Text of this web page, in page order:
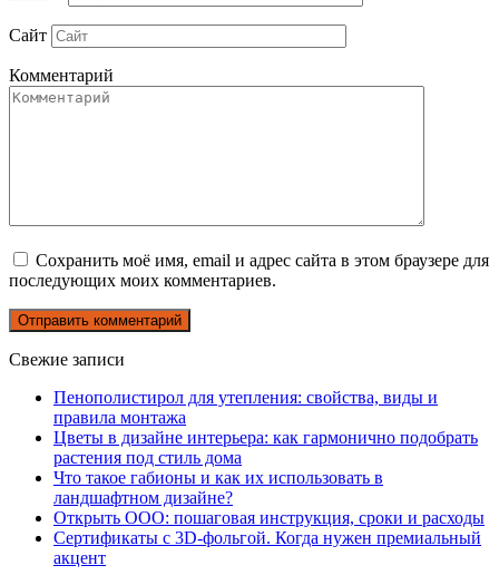
Сайт
Комментарий
Сохранить моё имя, email и адрес сайта в этом браузере для
последующих моих комментариев.
Свежие записи
Пенополистирол для утепления: свойства, виды и
правила монтажа
Цветы в дизайне интерьера: как гармонично подобрать
растения под стиль дома
Что такое габионы и как их использовать в
ландшафтном дизайне?
Открыть ООО: пошаговая инструкция, сроки и расходы
Сертификаты с 3D-фольгой. Когда нужен премиальный
акцент